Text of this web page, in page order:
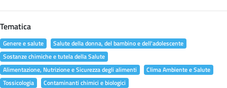
Tematica
Genere e salute
Salute della donna, del bambino e dell'adolescente
Sostanze chimiche e tutela della Salute
Alimentazione, Nutrizione e Sicurezza degli alimenti
Clima Ambiente e Salute
Tossicologia
Contaminanti chimici e biologici